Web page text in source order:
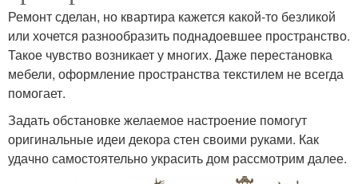
Ремонт сделан, но квартира кажется какой-то безликой
или хочется разнообразить поднадоевшее пространство.
Такое чувство возникает у многих. Даже перестановка
мебели, оформление пространства текстилем не всегда
помогает.
Задать обстановке желаемое настроение помогут
оригинальные идеи декора стен своими руками. Как
удачно самостоятельно украсить дом рассмотрим далее.